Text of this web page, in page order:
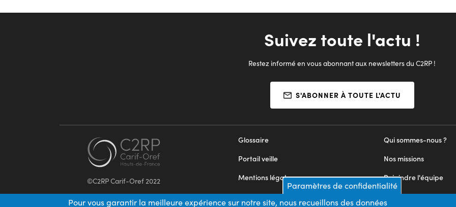
Suivez toute l'actu !
Restez informé en vous abonnant aux newsletters du C2RP !
S'ABONNER À TOUTE L'ACTU
©C2RP Carif-Oref 2022
Qui sommes-nous ?
Nos missions
Rejoindre l'équipe
Nous contacter
Glossaire
Portail veille
Mentions légales
Appels d'offres
Paramètres de confidentialité
Pour vous garantir la meilleure expérience sur notre site, nous recueillons des données